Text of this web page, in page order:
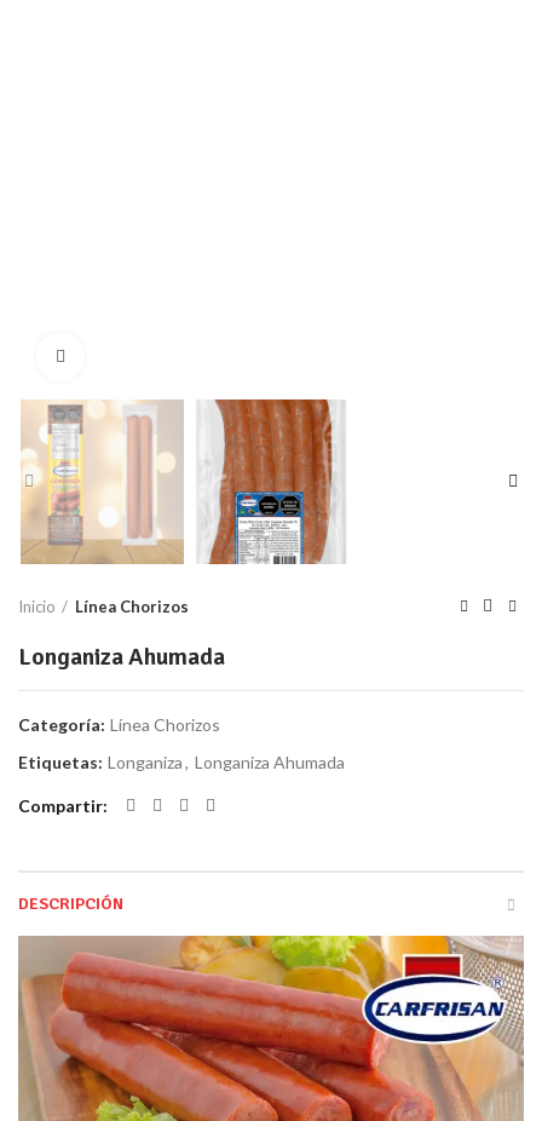
Inicio Línea Chorizos
Longaniza Ahumada
Categoría: Línea Chorizos
Etiquetas: Longaniza, Longaniza Ahumada
Compartir
DESCRIPCIÓN